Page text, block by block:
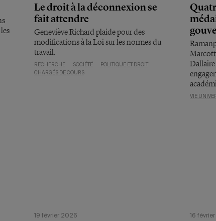
Le droit à la déconnexion se
fait attendre
Geneviève Richard plaide pour des
modifications à la Loi sur les normes du
travail.
RECHERCHE SOCIÉTÉ
POLITIQUE ET DROIT
CHARGÉS DE COURS
VIE
19 février 2026 16